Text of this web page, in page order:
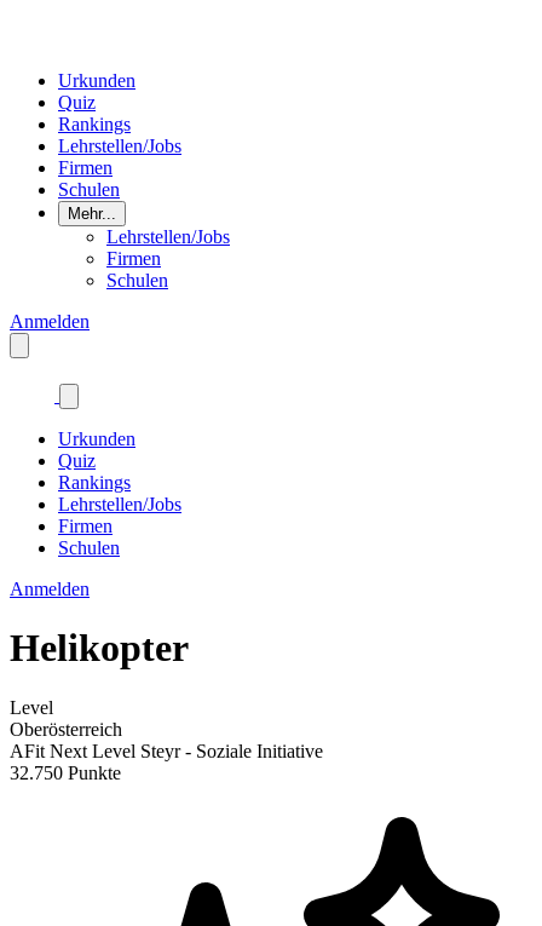
Urkunden
Quiz
Rankings
Lehrstellen/Jobs
Firmen
Schulen
Mehr...
Lehrstellen/Jobs
Firmen
Schulen
Anmelden
Urkunden
Quiz
Rankings
Lehrstellen/Jobs
Firmen
Schulen
Anmelden
Helikopter
Level
Oberösterreich
AFit Next Level Steyr - Soziale Initiative
32.750 Punkte